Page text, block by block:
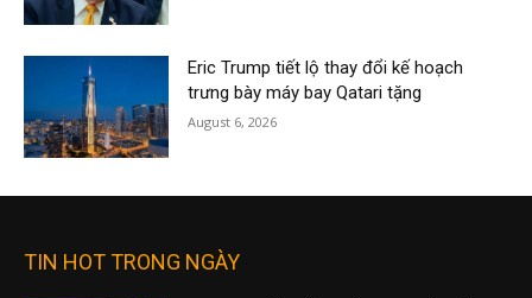
Eric Trump tiết lộ thay đổi kế hoạch
trưng bày máy bay Qatari tặng
August 6, 2026
TIN HOT TRONG NGÀY